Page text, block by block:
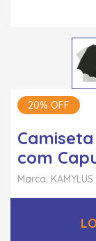
20% OFF
com
Marca: KAMYLUS